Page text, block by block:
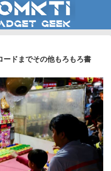
ードまでその他もろもろ書